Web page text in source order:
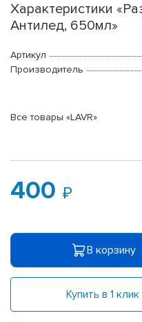
Характеристики
Антилед, 650мл»
Артикул
Производитель
Все товары «LAVR»
400
В корзину
Купить в 1 клик